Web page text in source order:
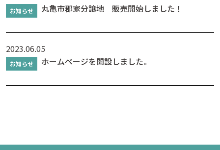
お知らせ 丸亀市郡家分譲地 販売開始しました！
2023.06.05
お知らせ ホームページを開設しました。